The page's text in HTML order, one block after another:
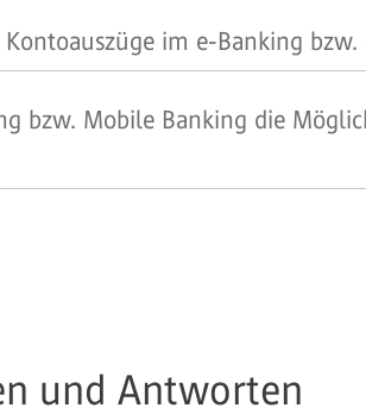
im e-Banking bzw.
bzw. Mobile Banking die
und Antworten